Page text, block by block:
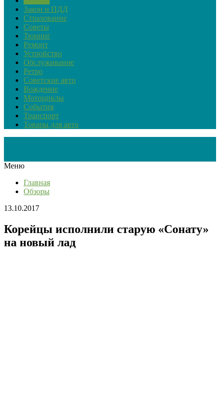
Закон и ПДД
Страхование
Советы
Тюнинг
Ремонт
Устройство
Обслуживание
Ретро
Советские авто
Вождение
Мотоциклы
События
Транспорт
Товары для авто
Меню
Главная
Обзоры
13.10.2017
Корейцы исполнили старую «Сонату»
на новый лад